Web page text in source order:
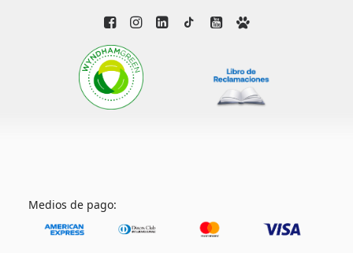
Medios de pago: